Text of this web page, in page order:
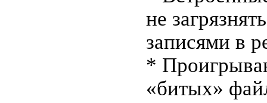
нe
запиcями в
*
«битых»